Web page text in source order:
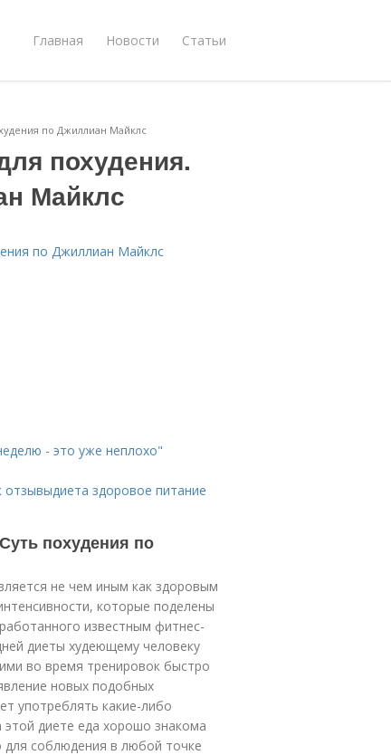
Главная Новости Статьи
по Джиллиан Майклс
похудения.
Майклс
по Джиллиан Майклс
- это уже неплохо"
здоровое питание
похудения по
не чем иным как здоровым
которые поделены
известным фитнес-
диеты худеющему человеку
во время тренировок быстро
новых подобных
употреблять какие-либо
диете еда хорошо знакома
соблюдения в любой точке